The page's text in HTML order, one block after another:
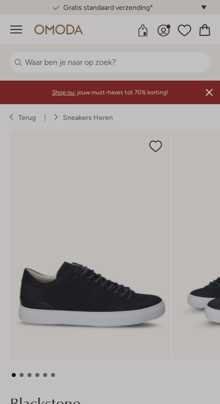
Gratis standaard verzending*
Menu
Shop nu: jouw must-haves tot 70% korting!
Terug Sneakers Heren